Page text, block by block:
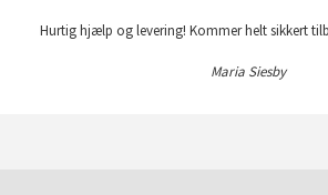
Hurtig hjælp og levering! Kommer helt sikkert
Maria Siesby